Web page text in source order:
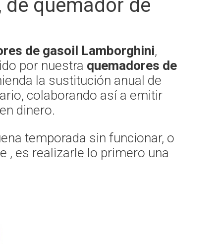
quemador de
de gasoil Lamborghini,
por nuestra quemadores de
la sustitución anual de
colaborando así a emitir
dinero.
temporada sin funcionar, o
, es realizarle lo primero una